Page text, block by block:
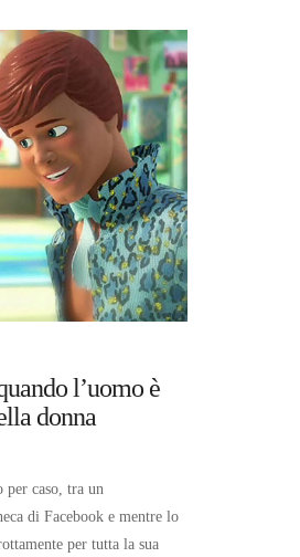
l’uomo è
donna
per caso, tra un
di Facebook e mentre lo
per tutta la sua